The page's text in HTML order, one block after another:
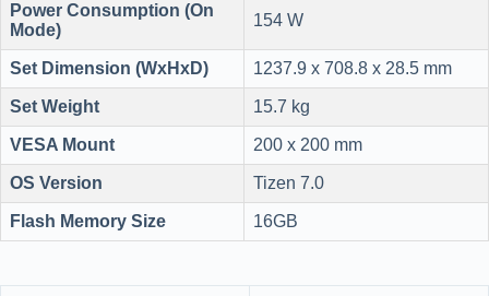
Power Consumption (On
Mode)
154 W
Set Dimension (WxHxD) 1237.9 x 708.8 x 28.5 mm
Set Weight 15.7 kg
VESA Mount 200 x 200 mm
OS Version Tizen 7.0
Flash Memory Size 16GB